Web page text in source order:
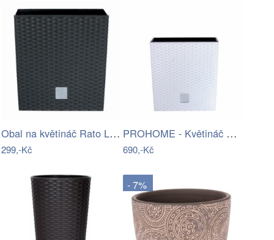
Obal na květináč Rato Low antracitová,…
299,-Kč
PROHOME - Květináč Rato Low 32cm bílý
690,-Kč
- 7%